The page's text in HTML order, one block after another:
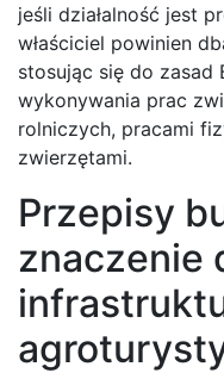
jeśli działalność jest
właściciel powinien
stosując się do zasad
wykonywania prac
rolniczych, pracami
zwierzętami.
Przepisy
znaczenie